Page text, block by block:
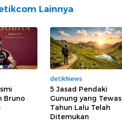
Lainnya
Bruno
detikNews
5 Jasad Pendaki
Gunung yang Tewas
Tahun Lalu Telah
Ditemukan